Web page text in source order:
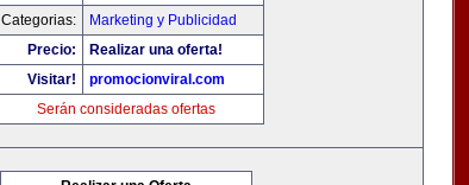
Categorias:
Marketing y Publicidad
Precio:
Realizar una oferta!
Visitar!
promocionviral.com
Serán consideradas ofertas